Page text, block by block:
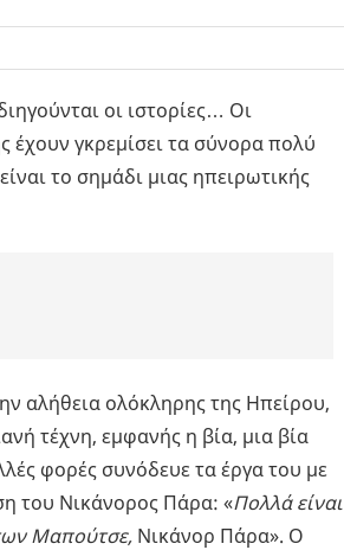
οι ιστορίες… Οι
έχουν γκρεμίσει τα σύνορα πολύ
το σημάδι μιας ηπειρωτικής
αλήθεια ολόκληρης της Ηπείρου,
τέχνη, εμφανής η βία, μια βία
φορές συνόδευε τα έργα του με
του Νικάνορος Πάρα: «Πολλά είναι
Μαπούτσε, Νικάνορ Πάρα». Ο